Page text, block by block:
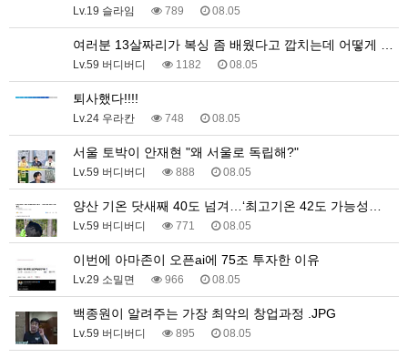
Lv.19 슬라임 789 08.05
여러분 13살짜리가 복싱 좀 배웠다고 깝치는데 어떻게 …
Lv.59 버디버디 1182 08.05
퇴사했다!!!!
Lv.24 우라칸 748 08.05
서울 토박이 안재현 "왜 서울로 독립해?"
Lv.59 버디버디 888 08.05
양산 기온 닷새째 40도 넘겨…‘최고기온 42도 가능성…
Lv.59 버디버디 771 08.05
이번에 아마존이 오픈ai에 75조 투자한 이유
Lv.29 소밀면 966 08.05
백종원이 알려주는 가장 최악의 창업과정 .JPG
Lv.59 버디버디 895 08.05